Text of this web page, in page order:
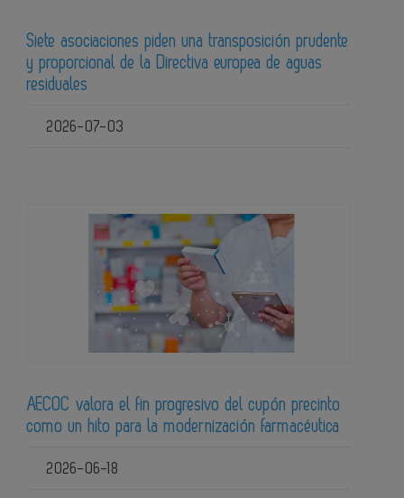
Siete asociaciones piden una transposición prudente
y proporcional de la Directiva europea de aguas
residuales
2026-07-03
AECOC valora el fin progresivo del cupón precinto
como un hito para la modernización farmacéutica
2026-06-18